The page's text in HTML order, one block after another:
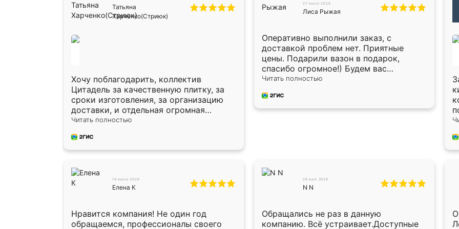
Татьяна
Харченко(Стриюк)
Хочу поблагодарить, коллектив
Цитадель за качественную плитку, за
сроки изготовления, за организацию
доставки, и отдельная огромная
благодарность за укладку плитки
профессионально, молодцы ребята.
Читать полностью
27 июля 2026
Лиса Рыжая
Оперативно выполнили заказ, с
доставкой проблем нет. Приятные
цены. Подарили вазон в подарок,
спасибо огромное!) Будем вас
рекомендовать знакомым!)
Читать полностью
14 июня 2026
Елена К
Нравится компания! Не один год
обращаемся, профессионалы своего
28 мая 2026
N N
Обращались не раз в данную
компанию. Всё устраивает.Доступные